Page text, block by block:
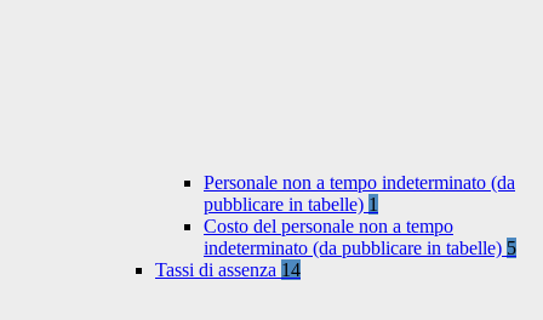
Personale non a tempo indeterminato (da
pubblicare in tabelle) 1
Costo del personale non a tempo
indeterminato (da pubblicare in tabelle) 5
Tassi di assenza 14